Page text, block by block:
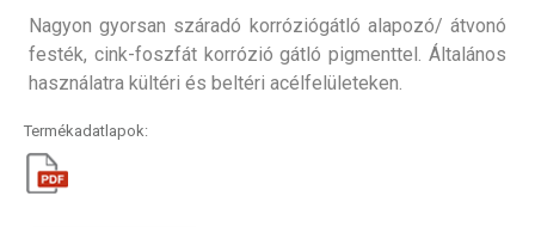
Nagyon gyorsan száradó korróziógátló alapozó/ átvonó
festék, cink-foszfát korrózió gátló pigmenttel. Általános
használatra kültéri és beltéri acélfelületeken.
Termékadatlapok: